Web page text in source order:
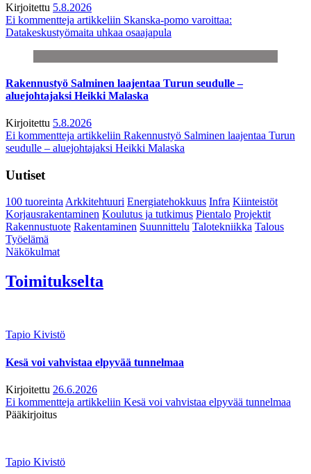
Kirjoitettu 5.8.2026
Ei kommentteja artikkeliin Skanska-pomo varoittaa:
Datakeskustyömaita uhkaa osaajapula
Rakennustyö Salminen laajentaa Turun seudulle –
aluejohtajaksi Heikki Malaska
Kirjoitettu 5.8.2026
Ei kommentteja artikkeliin Rakennustyö Salminen laajentaa Turun
seudulle – aluejohtajaksi Heikki Malaska
Uutiset
100 tuoreintaArkkitehtuuri Energiatehokkuus Infra Kiinteistöt
Korjausrakentaminen Koulutus ja tutkimus Pientalo Projektit
Rakennustuote Rakentaminen Suunnittelu Talotekniikka Talous
Työelämä
Näkökulmat
Toimitukselta
Tapio Kivistö
Kesä voi vahvistaa elpyvää tunnelmaa
Kirjoitettu 26.6.2026
Ei kommentteja artikkeliin Kesä voi vahvistaa elpyvää tunnelmaa
Pääkirjoitus
Tapio Kivistö